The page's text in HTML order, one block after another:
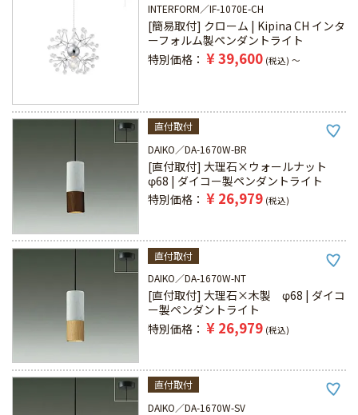
INTERFORM
IF-1070E-CH
[簡易取付] クローム | Kipina CH インタ
ーフォルム製ペンダントライト
特別価格
¥39,600 税込 〜
直付取付
DAIKO
DA-1670W-BR
[直付取付] 大理石×ウォールナット
φ68 | ダイコー製ペンダントライト
特別価格
¥ 26,979 税込
直付取付
DAIKO
DA-1670W-NT
[直付取付] 大理石×木製 φ68 | ダイコ
ー製ペンダントライト
特別価格
¥ 26,979 税込
直付取付
DAIKO
DA-1670W-SV